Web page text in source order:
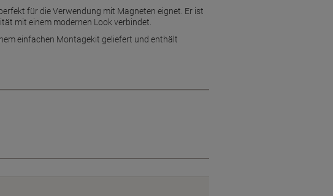
für die Verwendung mit Magneten eignet. Er ist
mit einem modernen Look verbindet.
einfachen Montagekit geliefert und enthält